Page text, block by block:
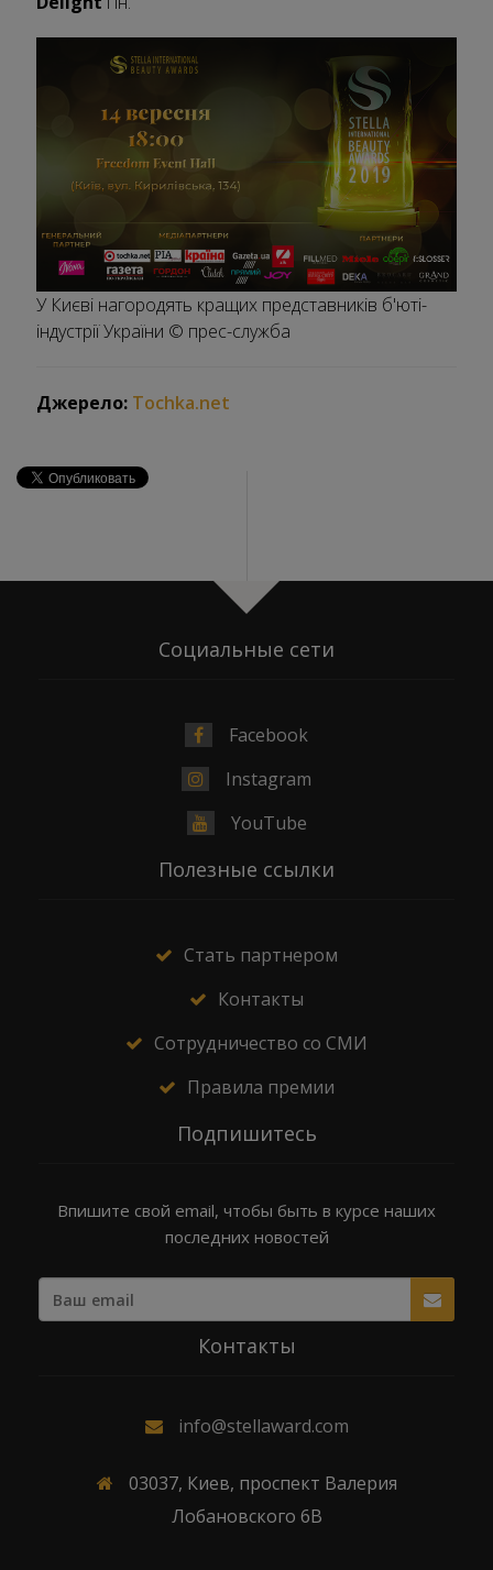
У Києві нагородять кращих представників б'юті-
індустрії України © прес-служба
Джерело: Tochka.net
Социальные сети
Facebook
Instagram
YouTube
Полезные ссылки
Стать партнером
Контакты
Сотрудничество со СМИ
Правила премии
Подпишитесь
Впишите свой email, чтобы быть в курсе наших
последних новостей
Контакты
info@stellaward.com
03037, Киев, проспект Валерия
Лобановского 6В